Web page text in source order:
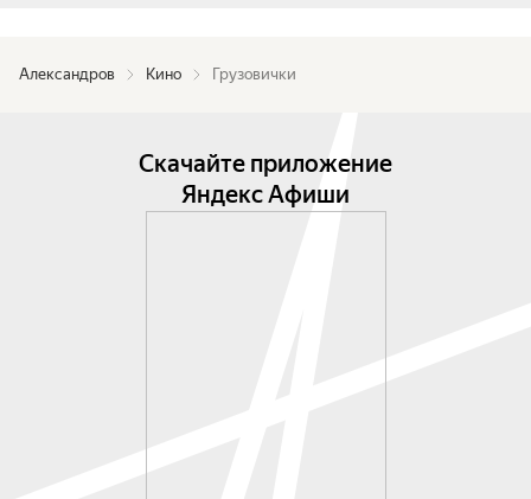
Александров Кино Грузовички
Скачайте приложение
Яндекс Афиши